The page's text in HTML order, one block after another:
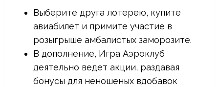
Выберите друга лотерею, купите
авиабилет и примите участие в
розыгрыше амбалистых заморозите.
В дополнение, Игра Аэроклуб
деятельно ведет акции, раздавая
бонусы для неношеных вдобавок